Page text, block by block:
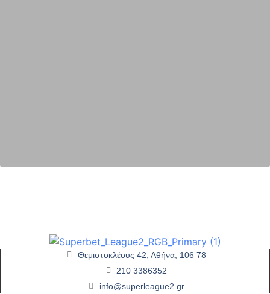
Θεμιστοκλέους 42, Αθήνα, 106 78
210 3386352
info@superleague2.gr